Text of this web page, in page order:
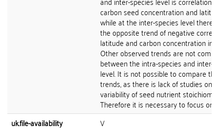
carbon seed concentration and
while at the inter-species level there
the opposite trend of negative
latitude and carbon concentration in
Other observed trends are not
between the intra-species and inter-
level. It is not possible to compare
trends, as there is lack of studies on
variability of seed nutrient
Therefore it is necessary to focus on
uk.file-availability
V